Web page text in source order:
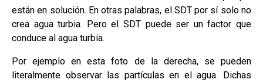
están en solución. En otras palabras, el SDT por sí solo no
crea agua turbia. Pero el SDT puede ser un factor que
conduce al agua turbia.
Por ejemplo en esta foto de la derecha, se pueden
literalmente observar las partículas en el agua. Dichas